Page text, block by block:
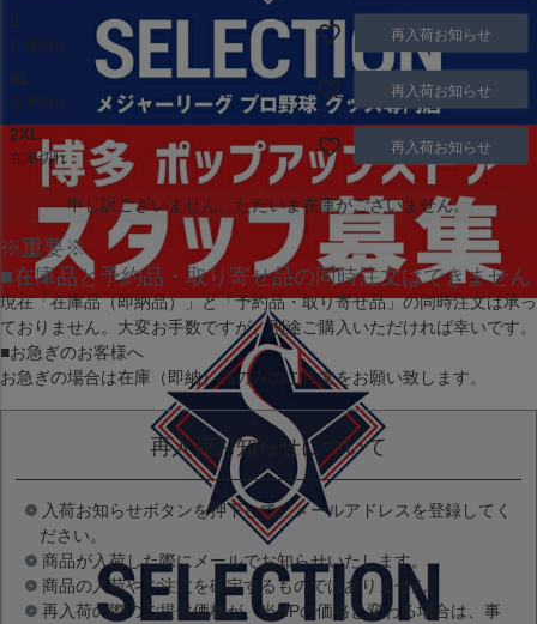
L
在庫切れ
再入荷お知らせ
XL
在庫切れ
再入荷お知らせ
2XL
在庫切れ
再入荷お知らせ
申し訳ございません。ただいま在庫がございません。
※重要※
■在庫品と予約品・取り寄せ品の同時注文はできません
現在「在庫品（即納品）」と「予約品・取り寄せ品」の同時注文は承っ
ておりません。大変お手数ですが、別途ご購入いただければ幸いです。
■お急ぎのお客様へ
お急ぎの場合は在庫（即納）品のみのご注文をお願い致します。
再入荷お知らせについて
入荷お知らせボタンを押下して、メールアドレスを登録してく
ださい。
商品が入荷した際にメールでお知らせいたします。
商品の入荷やご注文を確定するものではありません。
再入荷の際のご提供価格が、当HPの価格と変わる場合は、事